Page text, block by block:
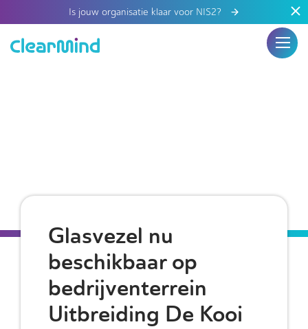
Is jouw organisatie klaar voor NIS2?
Glasvezel nu
beschikbaar op
bedrijventerrein
Uitbreiding De Kooi